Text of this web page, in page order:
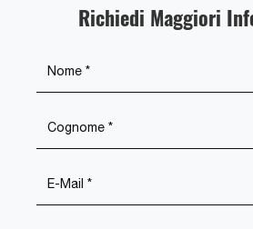
Richiedi Maggiori